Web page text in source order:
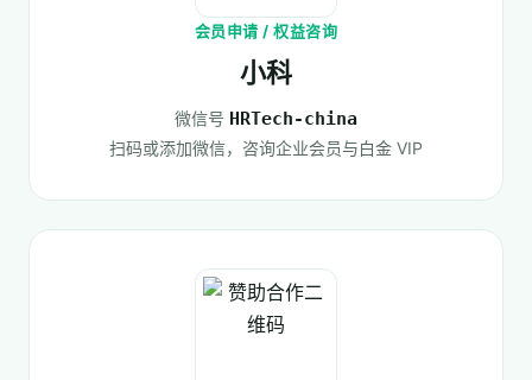
会员申请 / 权益咨询
小科
微信号 HRTech-china
扫码或添加微信，咨询企业会员与白金 VIP